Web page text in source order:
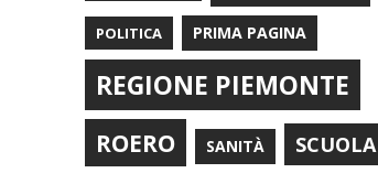
POLITICA PRIMA PAGINA
REGIONE PIEMONTE
ROERO SANITÀ SCUOLA